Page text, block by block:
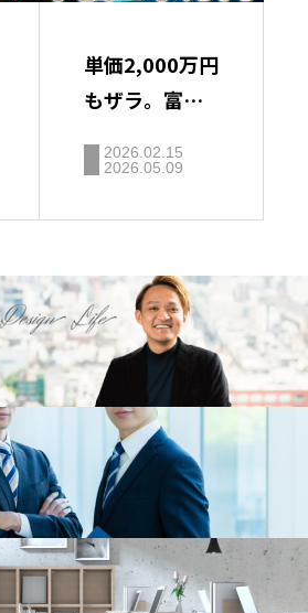
単価2,000万円
もザラ。富裕
が緩む「相続
ス心理学
2026.02.15
2026.05.09